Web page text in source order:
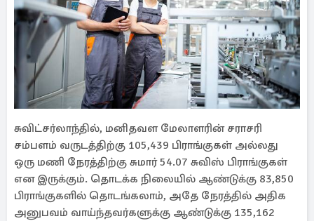
சுவிட்சர்லாந்தில், மனிதவள மேலாளரின் சராசரி
சம்பளம் வருடத்திற்கு 105,439 பிராங்குகள் அல்லது
ஒரு மணி நேரத்திற்கு சுமார் 54.07 சுவிஸ் பிராங்குகள்
என இருக்கும். தொடக்க நிலையில் ஆண்டுக்கு 83,850
பிராங்குகளில் தொடங்கலாம், அதே நேரத்தில் அதிக
அனுபவம் வாய்ந்தவர்களுக்கு ஆண்டுக்கு 135,162